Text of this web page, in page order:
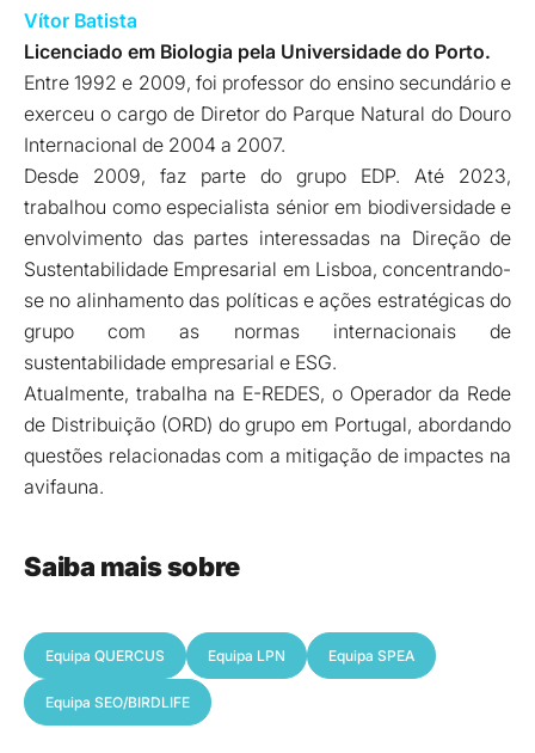
Vítor Batista
Licenciado em Biologia pela Universidade do Porto.
Entre 1992 e 2009, foi professor do ensino secundário e
exerceu o cargo de Diretor do Parque Natural do Douro
Internacional de 2004 a 2007.
Desde 2009, faz parte do grupo EDP. Até 2023,
trabalhou como especialista sénior em biodiversidade e
envolvimento das partes interessadas na Direção de
Sustentabilidade Empresarial em Lisboa, concentrando-
se no alinhamento das políticas e ações estratégicas do
grupo com as normas internacionais de
sustentabilidade empresarial e ESG.
Atualmente, trabalha na E-REDES, o Operador da Rede
de Distribuição (ORD) do grupo em Portugal, abordando
questões relacionadas com a mitigação de impactes na
avifauna.
Saiba mais sobre
Equipa QUERCUS Equipa LPN Equipa SPEA
Equipa SEO/BIRDLIFE